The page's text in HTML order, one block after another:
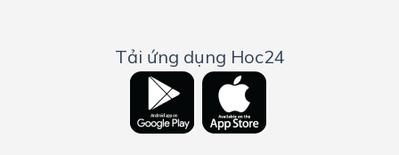
Tải ứng dụng Hoc24